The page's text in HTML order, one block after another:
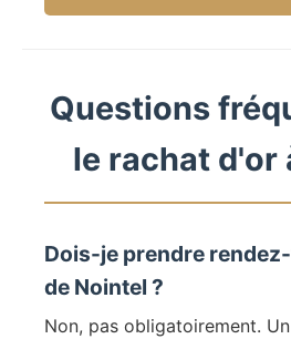
Questions
le rachat d'or
Dois-je prendre
de Nointel ?
Non, pas obligatoirement.